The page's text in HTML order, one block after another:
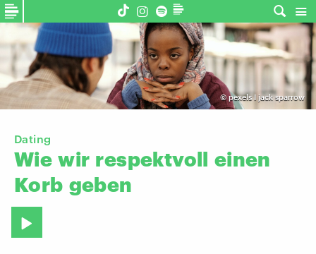
© pexels I jack sparrow
Dating
Wie wir respektvoll einen
Korb geben